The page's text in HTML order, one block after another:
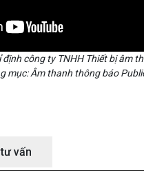
định công ty TNHH Thiết bị âm
mục: Âm thanh thông báo
vấn